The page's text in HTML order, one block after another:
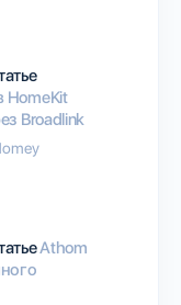
HomeKit
Broadlink
Athom